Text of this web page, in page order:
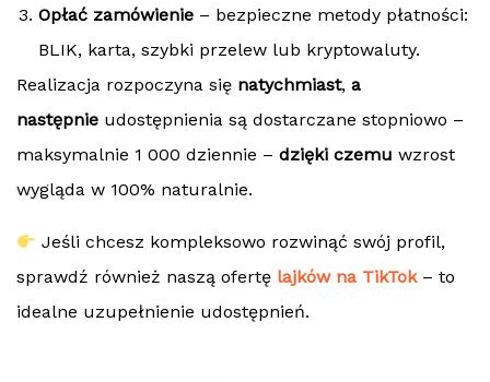
Opłać zamówienie – bezpieczne metody płatności:
BLIK, karta, szybki przelew lub kryptowaluty.
Realizacja rozpoczyna się natychmiast, a
następnie udostępnienia są dostarczane stopniowo –
maksymalnie 1 000 dziennie – dzięki czemu wzrost
wygląda w 100% naturalnie.
Jeśli chcesz kompleksowo rozwinąć swój profil,
sprawdź również naszą ofertę lajków na TikTok– to
idealne uzupełnienie udostępnień.